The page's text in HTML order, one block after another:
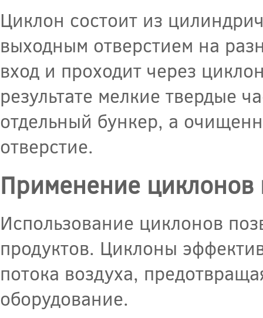
Циклон состоит из
выходным отверстием на
вход и проходит через
результате мелкие твердые
отдельный бункер, а
отверстие.
Применение
Использование циклонов
продуктов. Циклоны
потока воздуха,
оборудование.